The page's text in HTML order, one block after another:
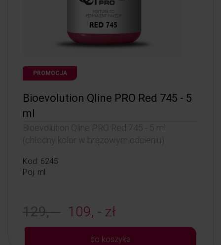
PROMOCJA
Bioevolution Qline PRO Red 745 - 5
ml
Bioevolution Qline PRO Red 745 - 5 ml
(chłodny kolor w brązowym odcieniu)
Kod: 6245
Poj: ml
129, - 109, - zł
do koszyka